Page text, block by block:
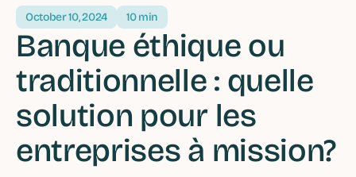
October 10, 2024 10 min
Banque éthique ou
traditionnelle : quelle
solution pour les
entreprises à mission?